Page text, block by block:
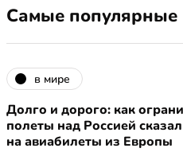
Самые популярные
в мире
Долго и дорого: как
полеты над Россией
на авиабилеты из Европы